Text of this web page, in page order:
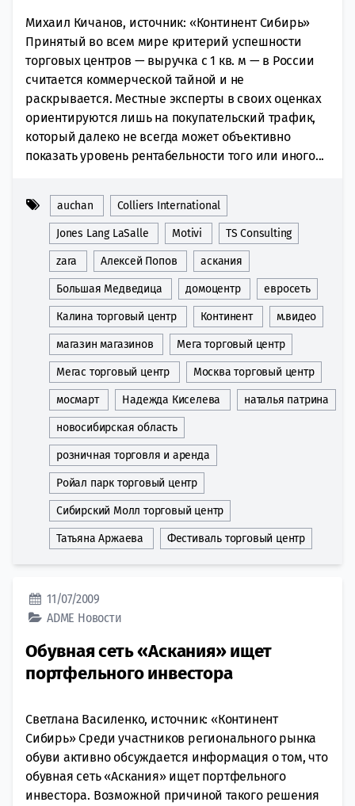
Михаил Кичанов, источник: «Континент Сибирь»
Принятый во всем мире критерий успешности
торговых центров — выручка с 1 кв. м — в России
считается коммерческой тайной и не
раскрывается. Местные эксперты в своих оценках
ориентируются лишь на покупательский трафик,
который далеко не всегда может объективно
показать уровень рентабельности того или иного...
auchan Colliers International
Jones Lang LaSalle Motivi TS Consulting
zara Алексей Попов аскания
Большая Медведица домоцентр евросеть
Калина торговый центр Континент м.видео
магазин магазинов Мега торговый центр
Мегас торговый центр Москва торговый центр
мосмарт Надежда Киселева наталья патрина
новосибирская область
розничная торговля и аренда
Ройал парк торговый центр
Сибирский Молл торговый центр
Татьяна Аржаева Фестиваль торговый центр
11/07/2009
ADME Новости
Обувная сеть «Аскания» ищет
портфельного инвестора
Светлана Василенко, источник: «Континент
Сибирь» Среди участников регионального рынка
обуви активно обсуждается информация о том, что
обувная сеть «Аскания» ищет портфельного
инвестора. Возможной причиной такого решения